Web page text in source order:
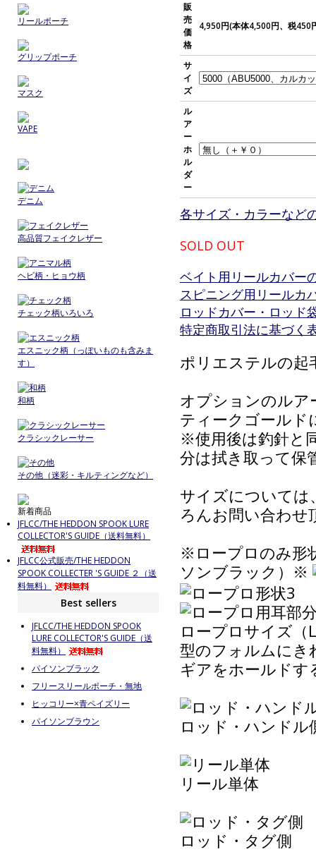
販
売
価
格
4,950円(本体4,500円、税450
サ
イ
ズ
ル
ア
ー
ホ
ル
ダ
ー
各サイズ・カラーなど
SOLD OUT
ベイト用リールカバー
スピニング用リールカ
ロッドカバー・ロッド
特定商取引法に基づく
ポリエステルの起
オプションのルア
ティークゴールド
※使用後は釣針と
分は拭き取って保
サイズについては
ろんお問い合わせ
※ロープロのみ形
ソンブラック）※
ロープロサイズ（
型のフォルムにき
ギアをホールド
ロッド・ハンドル
リール単体
ロッド・タグ側
リールポーチ
グリップポーチ
マスク
VAPE
デニム
高品質フェイクレザー
ヘビ柄・ヒョウ柄
チェック柄いろいろ
エスニック柄（っぽいものも含みま
す）
和柄
クラシックレーサー
その他（迷彩・キルティングなど）
新着商品
JFLCC/THE HEDDON SPOOK LURE
COLLECTOR'S GUIDE（送料無料）
JFLCC公式販売/THE HEDDON
SPOOK COLLECTER 'S GUIDE ２（送
料無料）
Best sellers
JFLCC/THE HEDDON SPOOK
LURE COLLECTOR'S GUIDE（送
料無料）
パイソンブラック
フリースリールポーチ・無地
ヒッコリー×青ペイズリー
パイソンブラウン